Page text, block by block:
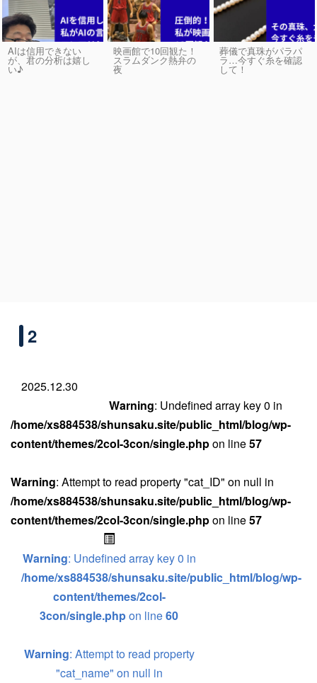
AIは信用できない
が、君の分析は嬉し
い♪
映画館で10回観た！
スラムダンク熱弁の
夜
葬儀で真珠がパラパ
ラ…今すぐ糸を確認
して！
2
2025.12.30
Warning: Undefined array key 0 in
/home/xs884538/shunsaku.site/public_html/blog/wp-
content/themes/2col-3con/single.phpon line57
Warning: Attempt to read property "cat_ID" on null in
/home/xs884538/shunsaku.site/public_html/blog/wp-
content/themes/2col-3con/single.phpon line57
Warning: Undefined array key 0 in
/home/xs884538/shunsaku.site/public_html/blog/wp-
content/themes/2col-
3con/single.phpon line60
Warning: Attempt to read property
"cat_name" on null in